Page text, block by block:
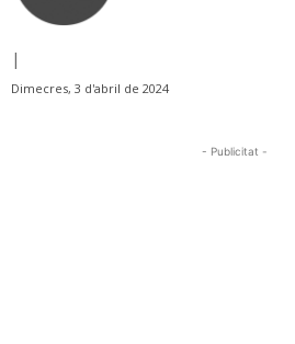
|
Dimecres, 3 d'abril de 2024
- Publicitat -